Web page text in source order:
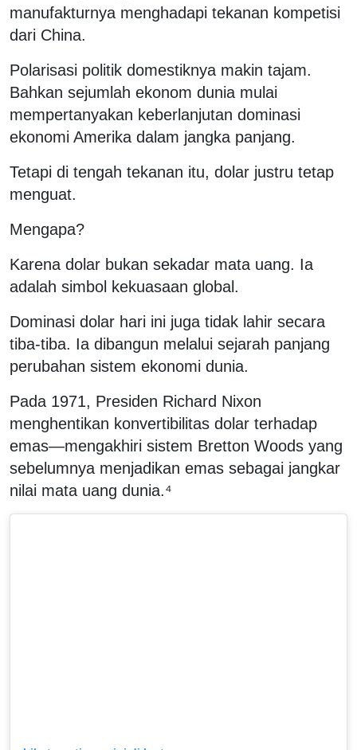
manufakturnya menghadapi tekanan kompetisi
dari China.
Polarisasi politik domestiknya makin tajam.
Bahkan sejumlah ekonom dunia mulai
mempertanyakan keberlanjutan dominasi
ekonomi Amerika dalam jangka panjang.
Tetapi di tengah tekanan itu, dolar justru tetap
menguat.
Mengapa?
Karena dolar bukan sekadar mata uang. Ia
adalah simbol kekuasaan global.
Dominasi dolar hari ini juga tidak lahir secara
tiba-tiba. Ia dibangun melalui sejarah panjang
perubahan sistem ekonomi dunia.
Pada 1971, Presiden Richard Nixon
menghentikan konvertibilitas dolar terhadap
emas—mengakhiri sistem Bretton Woods yang
sebelumnya menjadikan emas sebagai jangkar
nilai mata uang dunia.⁴